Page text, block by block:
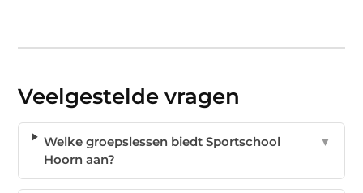
Veelgestelde vragen
Welke groepslessen biedt Sportschool
Hoorn aan?
▼